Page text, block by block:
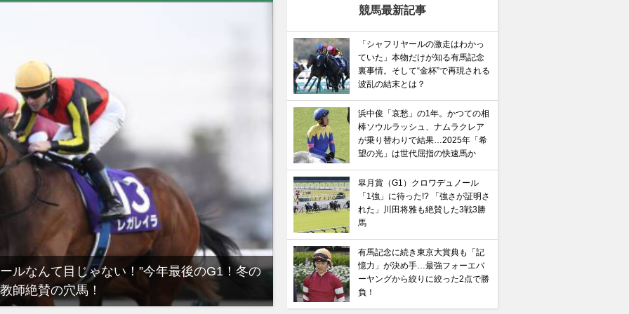
ルなんて目じゃない！”今年最後のG1！冬の
師絶賛の穴馬！
【有馬記念】武豊×ドウデュースを逆転できる候補3頭！と絶
るべき“隠れ穴馬！”
競馬最新記事
「シャフリヤールの激走はわかっ
ていた」本物だけが知る有馬記念
裏事情。そして“金杯”で再現される
波乱の結末とは？
浜中俊「哀愁」の1年。かつての相
棒ソウルラッシュ、ナムラクレア
が乗り替わりで結果…2025年「希
望の光」は世代屈指の快速馬か
皐月賞（G1）クロワデュノール
「1強」に待った!? 「強さが証明さ
れた」川田将雅も絶賛した3戦3勝
馬
有馬記念に続き東京大賞典も「記
憶力」が決め手…最強フォーエバ
ーヤングから絞りに絞った2点で勝
負！